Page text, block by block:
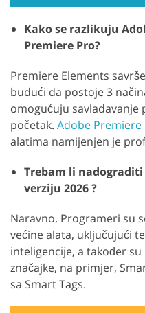
Kako se razlikuju
Premiere Pro?
Premiere Elements
budući da postoje 3
omogućuju savladavanje
početak. Adobe Premiere
alatima namijenjen je
Trebam li
verziju 2026 ?
Naravno. Programeri su
većine alata, uključujući
inteligencije, a također
značajke, na primjer,
sa Smart Tags.